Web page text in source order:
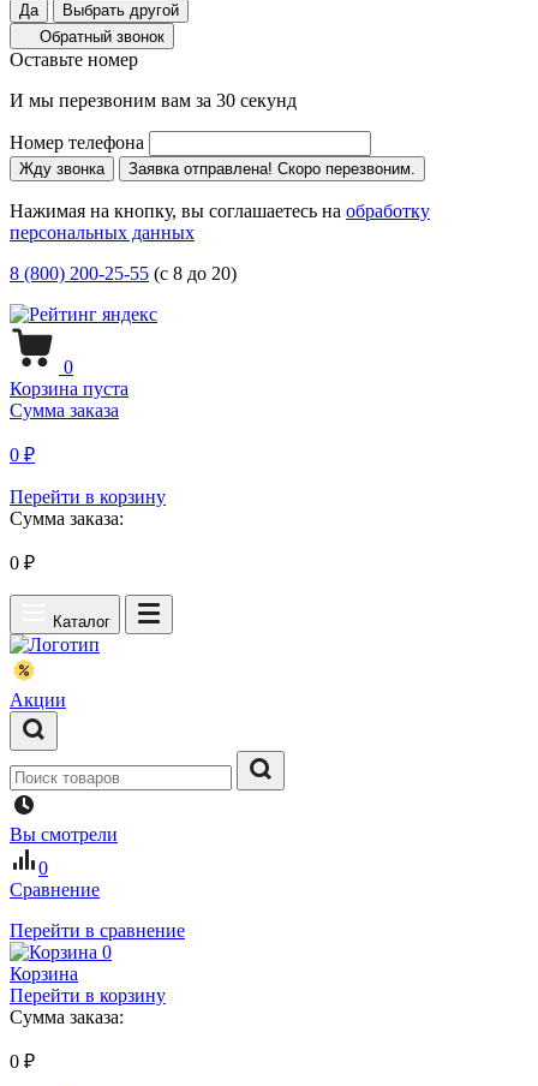
Да
Выбрать другой
Обратный звонок
Оставьте номер
И мы перезвоним вам за 30 секунд
Номер телефона
Жду звонка Заявка отправлена! Скоро перезвоним.
Нажимая на кнопку, вы соглашаетесь на обработку
персональных данных
8 (800) 200-25-55 (с 8 до 20)
0
Корзина пуста
Сумма заказа
0 ₽
Перейти в корзину
Сумма заказа:
0 ₽
Каталог
Акции
Вы смотрели
0
Сравнение
Перейти в сравнение
0
Корзина
Перейти в корзину
Сумма заказа:
0 ₽